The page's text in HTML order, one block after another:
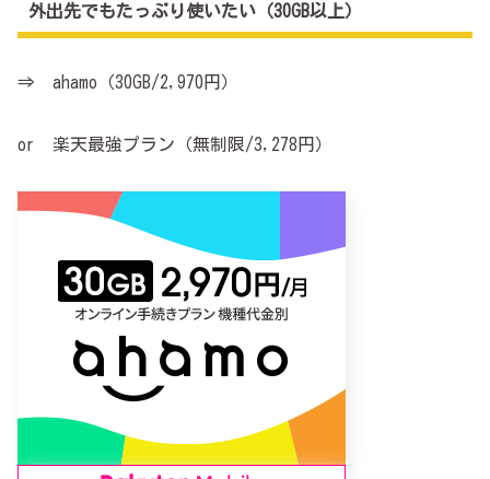
外出先でもたっぷり使いたい（30GB以上）
⇒ ahamo（30GB/2,970円）
or 楽天最強プラン（無制限/3,278円）